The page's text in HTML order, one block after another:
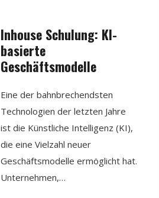
Inhouse Schulung: KI-
basierte
Geschäftsmodelle
Eine der bahnbrechendsten
Technologien der letzten Jahre
ist die Künstliche Intelligenz (KI),
die eine Vielzahl neuer
Geschäftsmodelle ermöglicht hat.
Unternehmen,…